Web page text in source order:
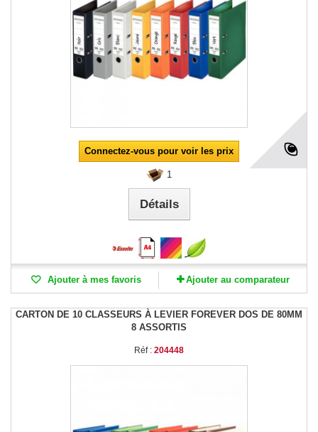
Connectez-vous pour voir les prix
1
Détails
Ajouter à mes favoris Ajouter au comparateur
CARTON DE 10 CLASSEURS À LEVIER FOREVER DOS DE 80MM
8 ASSORTIS
Réf : 204448